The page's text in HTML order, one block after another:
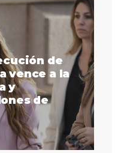
de
vence a la
y
de